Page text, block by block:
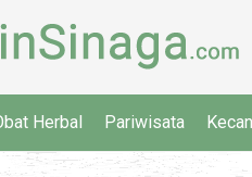
Herbal Pariwisata